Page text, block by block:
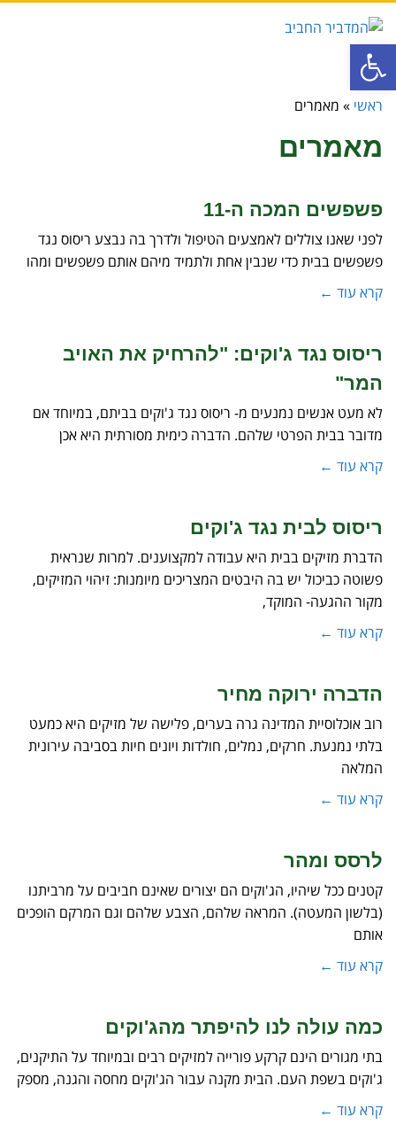
פתח סרגל נגישות
ראשי » מאמרים
מאמרים
פשפשים המכה ה-11
לפני שאנו צוללים לאמצעים הטיפול ולדרך בה נבצע ריסוס נגד
פשפשים בבית כדי שנבין אחת ולתמיד מיהם אותם פשפשים ומהו
קרא עוד ←
ריסוס נגד ג'וקים: "להרחיק את האויב
המר"
לא מעט אנשים נמנעים מ- ריסוס נגד ג'וקים בביתם, במיוחד אם
מדובר בבית הפרטי שלהם. הדברה כימית מסורתית היא אכן
קרא עוד ←
ריסוס לבית נגד ג'וקים
הדברת מזיקים בבית היא עבודה למקצוענים. למרות שנראית
פשוטה כביכול יש בה היבטים המצריכים מיומנות: זיהוי המזיקים,
מקור ההגעה- המוקד,
קרא עוד ←
הדברה ירוקה מחיר
רוב אוכלוסיית המדינה גרה בערים, פלישה של מזיקים היא כמעט
בלתי נמנעת. חרקים, נמלים, חולדות ויונים חיות בסביבה עירונית
המלאה
קרא עוד ←
לרסס ומהר
קטנים ככל שיהיו, הג'וקים הם יצורים שאינם חביבים על מרביתנו
(בלשון המעטה). המראה שלהם, הצבע שלהם וגם המרקם הופכים
אותם
קרא עוד ←
כמה עולה לנו להיפתר מהג'וקים
בתי מגורים הינם קרקע פורייה למזיקים רבים ובמיוחד על התיקנים,
ג'וקים בשפת העם. הבית מקנה עבור הג'וקים מחסה והגנה, מספק
קרא עוד ←